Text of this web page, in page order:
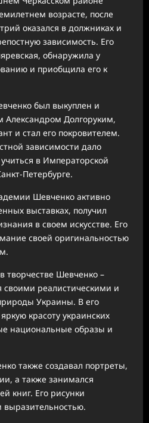
возрасте, после
оказался в должниках и
зависимость. Его
обнаружила у
и приобщила его к
был выкуплен и
Александром Долгоруким,
и стал его покровителем.
зависимости дало
в Императорской
Петербурге.
Шевченко активно
выставках, получил
в своем искусстве. Его
своей оригинальностью
творчестве Шевченко –
своими реалистическими и
Украины. В его
красоту украинских
национальные образы и
также создавал портреты,
а также занимался
книг. Его рисунки
выразительностью.